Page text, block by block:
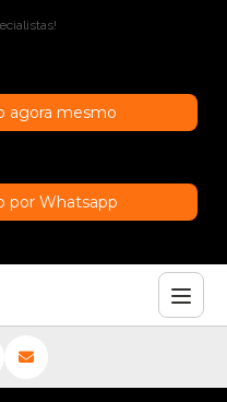
agora mesmo
por Whatsapp